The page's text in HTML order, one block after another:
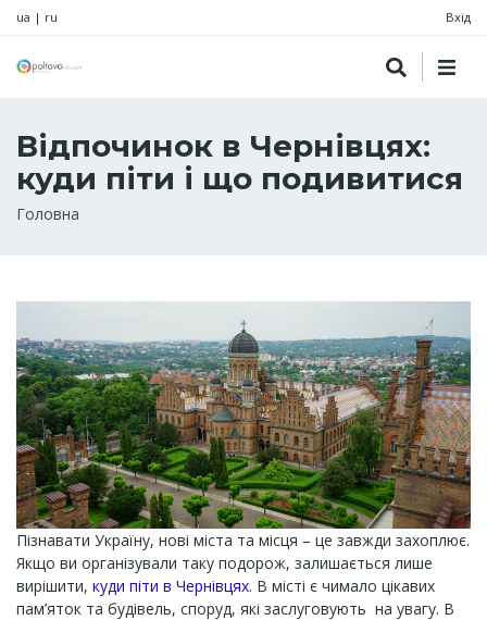
ua | ru Вхід
Відпочинок в Чернівцях:
куди піти і що подивитися
Рядок
Головна
Пізнавати Україну, нові міста та місця – це завжди захоплює.
Якщо ви організували таку подорож, залишається лише
вирішити, куди піти в Чернівцях. В місті є чимало цікавих
пам’яток та будівель, споруд, які заслуговують на увагу. В